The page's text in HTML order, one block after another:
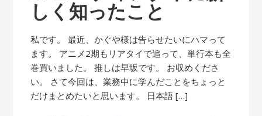
しく知ったこと
私です。 最近、かぐや様は告らせたいにハマって
ます。 アニメ2期もリアタイで追って、単行本も全
巻買いました。 推しは早坂です。 お収めくださ
い。 さて今回は、業務中に学んだことをちょっと
だけまとめたいと思います。 日本語 […]